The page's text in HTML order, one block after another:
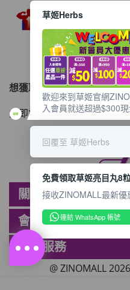
想獲取最新的優惠資訊？
立即訂閱電子郵件!
關於ZINOMALL
會員
客戶服務
@ ZINOMALL
草姬Herbs
歡迎來到草姬官網
入會員就送超過$300現
回覆至 草姬Herbs
免費領取草姬亮目丸8
接收ZINOMALL最新優
連結 WhatsApp 帳號